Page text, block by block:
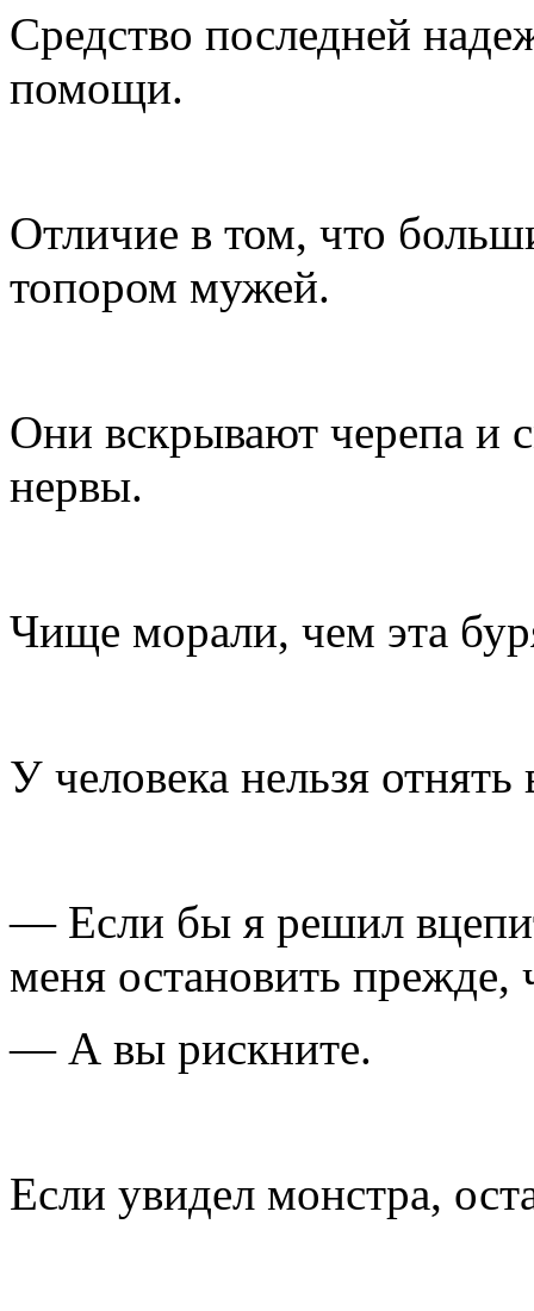
Средство последней
помощи.
Отличие в том, что
топором мужей.
Они вскрывают черепа и
нервы.
Чище морали, чем эта
У человека нельзя
— Если бы я решил
меня остановить прежде,
— А вы рискните.
Если увидел монстра,